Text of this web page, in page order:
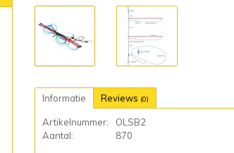
Informatie Reviews (0)
Artikelnummer:
OLSB2
Aantal:
870